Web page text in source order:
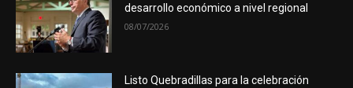
desarrollo económico a nivel regional
08/07/2026
Listo Quebradillas para la celebración